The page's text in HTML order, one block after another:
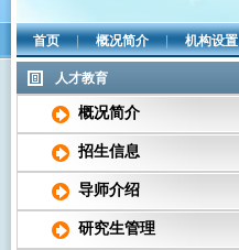
首页 | 概况简介 | 机构设置
人才教育
概况简介
招生信息
导师介绍
研究生管理